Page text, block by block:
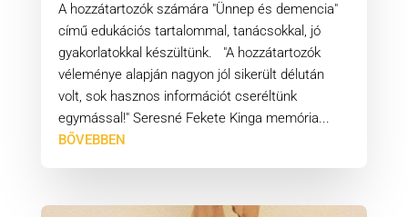
A hozzátartozók számára "Ünnep és demencia"
című edukációs tartalommal, tanácsokkal, jó
gyakorlatokkal készültünk. "A hozzátartozók
véleménye alapján nagyon jól sikerült délután
volt, sok hasznos információt cseréltünk
egymással!" Seresné Fekete Kinga memória...
BŐVEBBEN